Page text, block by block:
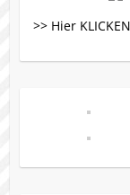
>> Hier